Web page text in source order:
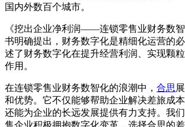
国内外数百个城市。
《挖出企业净利润——连锁零售业财务数
书明确提出，财务数字化是精细化运营的
述了财务数字化在提升经营利润、实现颗
作用。
在连锁零售业财务数智化的浪潮中， 合思
和优势。它不仅能够帮助企业解决差旅成
还能为企业的长远发展提供有力支持。我
售企业积极拥抱数字化变革，选择合思的